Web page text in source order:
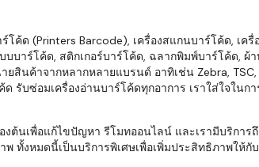
ค้ด (Printers Barcode), เครื่องสแกนบาร์โค้ด, เค
บาร์โค้ด, สติกเกอร์บาร์โค้ด, ฉลากพิมพ์บาร์โค้ด,
าจากหลากหลายแบรนด์ อาทิเช่น Zebra, TSC,
บซ่อมเครื่องอ่านบาร์โค้ดทุกอาการ เราใส่ใจใน
นเพื่อแก้ไขปัญหา รีโมทออนไลน์ และเรามีบริการ
งหมดนี้เป็นบริการพิเศษเพื่อเพิ่มประสิทธิภาพให้กั